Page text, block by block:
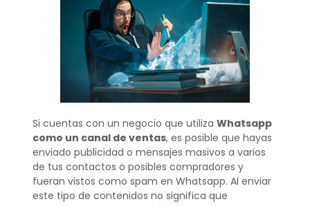
Si cuentas con un negocio que utiliza Whatsapp
como un canal de ventas, es posible que hayas
enviado publicidad o mensajes masivos a varios
de tus contactos o posibles compradores y
fueran vistos como spam en Whatsapp. Al enviar
este tipo de contenidos no significa que